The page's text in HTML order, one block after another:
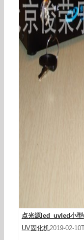
点光源led_uvled小
UV固化机2019-02-